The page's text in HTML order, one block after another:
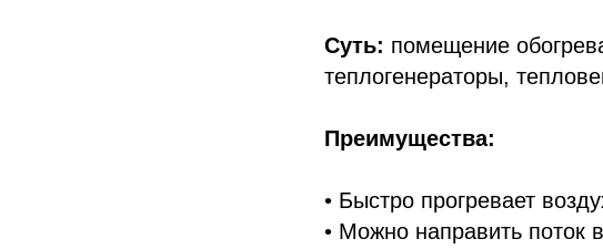
Суть: помещение
теплогенераторы,
Преимущества:
• Быстро прогревает
• Можно направить поток